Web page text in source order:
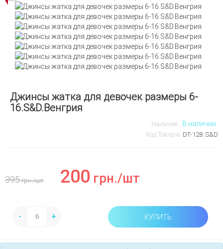
Джинсы жатка для девочек размеры 6-
16.S&D.Венгрия
Наличие: В наличии
Код Товара: DT-128. S&D
395грн./шт 200 грн./шт
- + КУПИТЬ